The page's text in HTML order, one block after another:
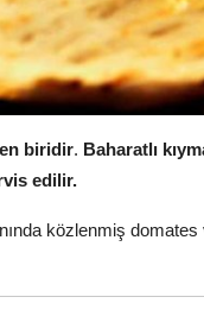
biridir. Baharatlı
edilir.
közlenmiş domates